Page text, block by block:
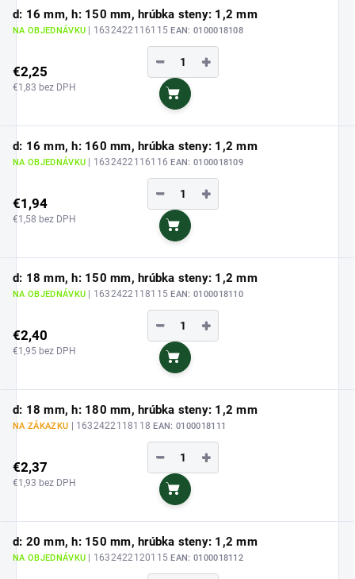
d: 16 mm, h: 150 mm, hrúbka steny: 1,2 mm
NA OBJEDNÁVKU | 1632422116115EAN: 0100018108
€2,25
€1,83 bez DPH
+
−
Do košíka
d: 16 mm, h: 160 mm, hrúbka steny: 1,2 mm
NA OBJEDNÁVKU | 1632422116116EAN: 0100018109
€1,94
€1,58 bez DPH
+
−
Do košíka
d: 18 mm, h: 150 mm, hrúbka steny: 1,2 mm
NA OBJEDNÁVKU | 1632422118115EAN: 0100018110
€2,40
€1,95 bez DPH
+
−
Do košíka
d: 18 mm, h: 180 mm, hrúbka steny: 1,2 mm
NA ZÁKAZKU | 1632422118118EAN: 0100018111
€2,37
€1,93 bez DPH
+
−
Do košíka
d: 20 mm, h: 150 mm, hrúbka steny: 1,2 mm
NA OBJEDNÁVKU | 1632422120115EAN: 0100018112